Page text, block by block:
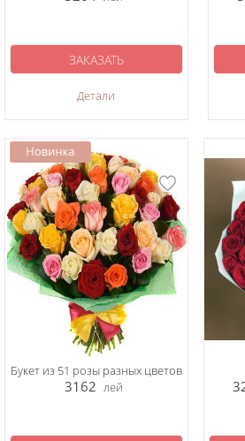
Детали
ЗАКАЗАТЬ
Букет из 51 розы разных цветов
3162 лей